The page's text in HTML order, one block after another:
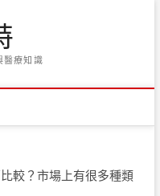
醫療知識
較？市場上有很多種類